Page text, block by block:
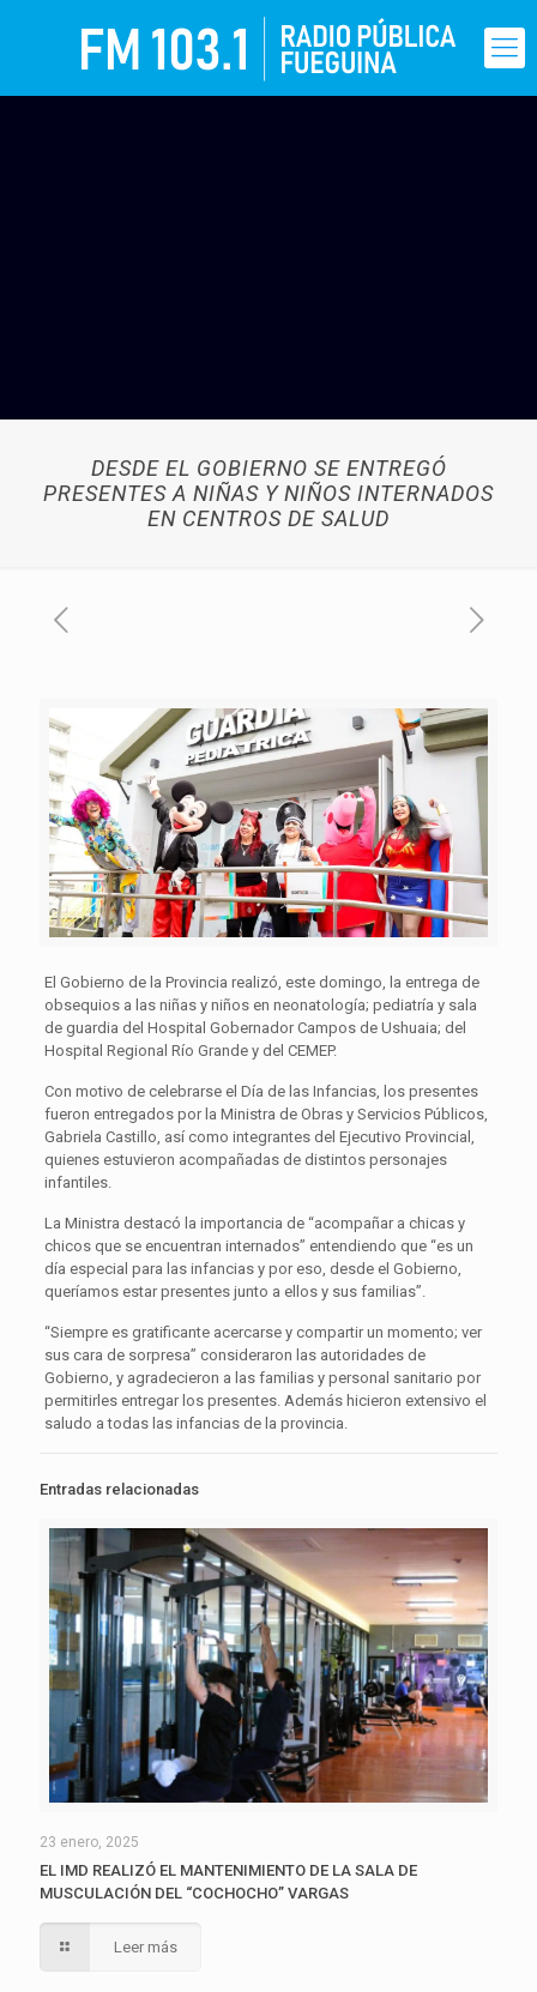
DESDE EL GOBIERNO SE ENTREGÓ
PRESENTES A NIÑAS Y NIÑOS INTERNADOS
EN CENTROS DE SALUD
El Gobierno de la Provincia realizó, este domingo, la entrega de
obsequios a las niñas y niños en neonatología; pediatría y sala
de guardia del Hospital Gobernador Campos de Ushuaia; del
Hospital Regional Río Grande y del CEMEP.
Con motivo de celebrarse el Día de las Infancias, los presentes
fueron entregados por la Ministra de Obras y Servicios Públicos,
Gabriela Castillo, así como integrantes del Ejecutivo Provincial,
quienes estuvieron acompañadas de distintos personajes
infantiles.
La Ministra destacó la importancia de “acompañar a chicas y
chicos que se encuentran internados” entendiendo que “es un
día especial para las infancias y por eso, desde el Gobierno,
queríamos estar presentes junto a ellos y sus familias”.
“Siempre es gratificante acercarse y compartir un momento; ver
sus cara de sorpresa” consideraron las autoridades de
Gobierno, y agradecieron a las familias y personal sanitario por
permitirles entregar los presentes. Además hicieron extensivo el
saludo a todas las infancias de la provincia.
Entradas relacionadas
23 enero, 2025
EL IMD REALIZÓ EL MANTENIMIENTO DE LA SALA DE
MUSCULACIÓN DEL “COCHOCHO” VARGAS
Leer más